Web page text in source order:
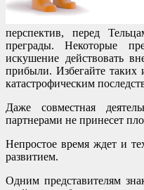
перспектив, перед
преграды. Некоторые
искушение действовать
прибыли. Избегайте таких
катастрофическим
Даже совместная
партнерами не принесет
Непростое время ждет и
развитием.
Одним представителям